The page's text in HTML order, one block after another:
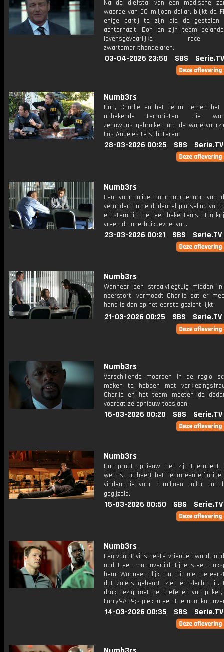
Na de diefstal van een medische
waarde van 50 miljoen dollar, blijkt de
enige partij te zijn die de gestolen
achternazit. Don en zijn team
levensgevaarlijke race
zwartemarkthandelaren.
03-04-2026 23:50 SBS Serie.TV
Numb3rs
Don, Charlie en het team nemen het
onbekende terroristen, die
zenuwgas gebruiken om de
Los Angeles te saboteren.
28-03-2026 00:25 SBS Serie.TV
Numb3rs
Een voormalige huurmoordenaar van
verandert in de dodencel plotseling van
en stemt in met een bekentenis. Don
vreemd onderbuikgevoel van.
23-03-2026 00:21 SBS Serie.TV
Numb3rs
Wanneer een straalvliegtuig midden
neerstort, vermoedt Charlie dat er
hand is dan op het eerste gezicht lijkt.
21-03-2026 00:25 SBS Serie.TV
Numb3rs
Verschillende moorden in de regio
maken te hebben met
Charlie en het team moeten de
voordat ze opnieuw toeslaan.
16-03-2026 00:20 SBS Serie.TV
Numb3rs
Don praat opnieuw met zijn therapeut.
weg is, probeert het team een ​​elfjarige
vinden die voor 3 miljoen dollar aan
gegijzeld.
15-03-2026 00:50 SBS Serie.TV
Numb3rs
Een van Davids beste vrienden wordt
nadat een man overlijdt tijdens een
hem. Wanneer blijkt dat dit niet de
dat zoiets gebeurt, ziet er slecht uit.
druk bezig met het oefenen van
Larry&#39;s plek in een toernooi kan
14-03-2026 00:35 SBS Serie.TV